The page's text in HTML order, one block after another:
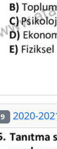
9 2020-